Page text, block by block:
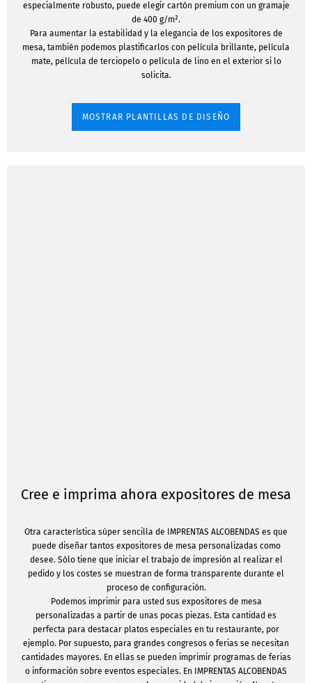
especialmente robusto, puede elegir cartón premium con un gramaje
de 400 g/m².
Para aumentar la estabilidad y la elegancia de los expositores de
mesa, también podemos plastificarlos con película brillante, película
mate, película de terciopelo o película de lino en el exterior si lo
solicita.
MOSTRAR PLANTILLAS DE DISEÑO
Cree e imprima ahora expositores de mesa
Otra característica súper sencilla de IMPRENTAS ALCOBENDAS es que
puede diseñar tantos expositores de mesa personalizadas como
desee. Sólo tiene que iniciar el trabajo de impresión al realizar el
pedido y los costes se muestran de forma transparente durante el
proceso de configuración.
Podemos imprimir para usted sus expositores de mesa
personalizadas a partir de unas pocas piezas. Esta cantidad es
perfecta para destacar platos especiales en tu restaurante, por
ejemplo. Por supuesto, para grandes congresos o ferias se necesitan
cantidades mayores. En ellas se pueden imprimir programas de ferias
o información sobre eventos especiales. En IMPRENTAS ALCOBENDAS